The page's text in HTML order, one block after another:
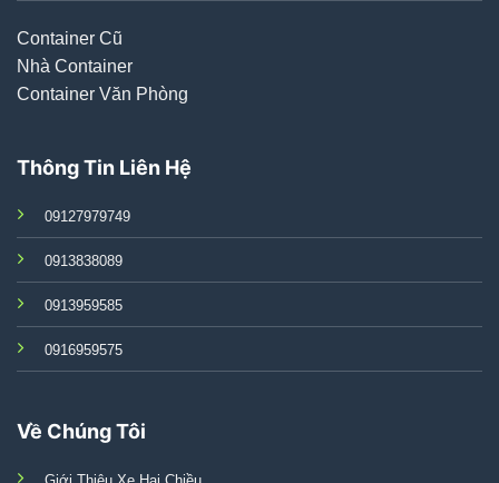
Container Cũ
Nhà Container
Container Văn Phòng
Thông Tin Liên Hệ
09127979749
0913838089
0913959585
0916959575
Về Chúng Tôi